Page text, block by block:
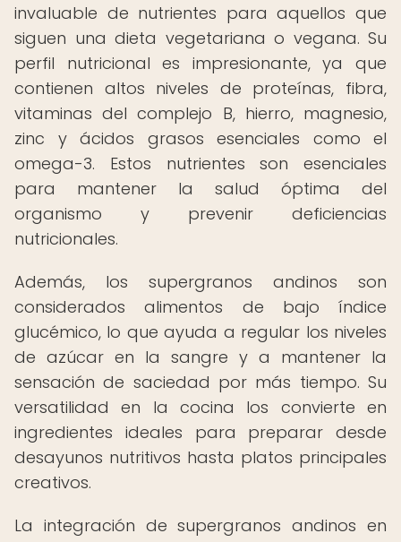
invaluable de nutrientes para aquellos que
siguen una dieta vegetariana o vegana. Su
perfil nutricional es impresionante, ya que
contienen altos niveles de proteínas, fibra,
vitaminas del complejo B, hierro, magnesio,
zinc y ácidos grasos esenciales como el
omega-3. Estos nutrientes son esenciales
para mantener la salud óptima del
organismo y prevenir deficiencias
nutricionales.
Además, los supergranos andinos son
considerados alimentos de bajo índice
glucémico, lo que ayuda a regular los niveles
de azúcar en la sangre y a mantener la
sensación de saciedad por más tiempo. Su
versatilidad en la cocina los convierte en
ingredientes ideales para preparar desde
desayunos nutritivos hasta platos principales
creativos.
La integración de supergranos andinos en